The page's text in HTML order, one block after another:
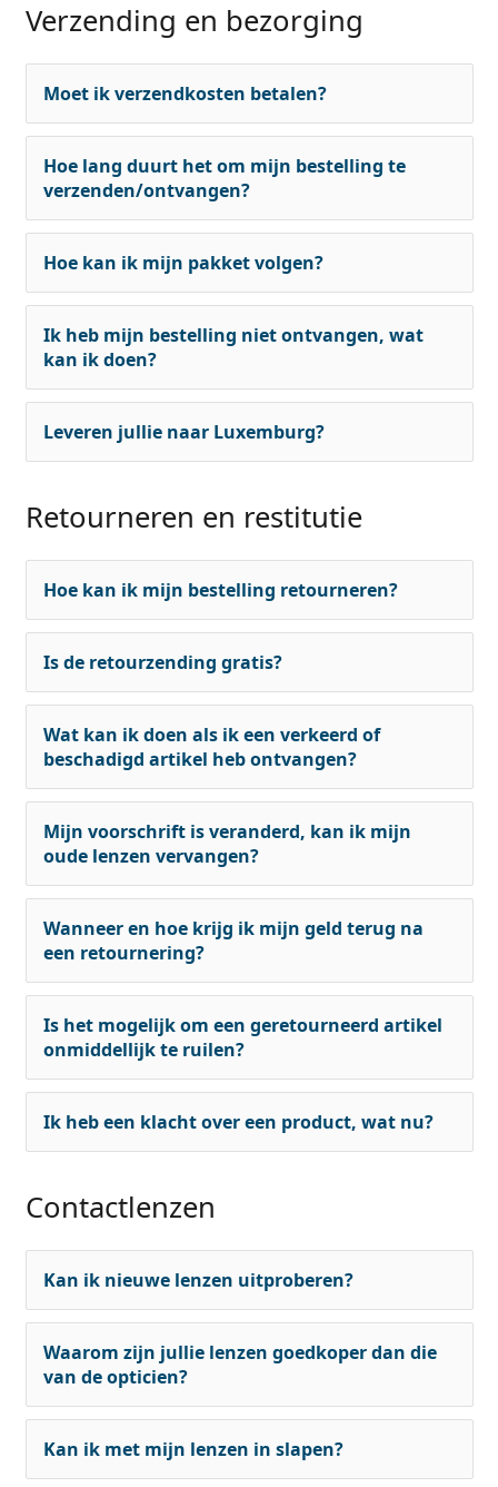
Verzending en bezorging
Moet ik verzendkosten betalen?
Hoe lang duurt het om mijn bestelling te
verzenden/ontvangen?
Hoe kan ik mijn pakket volgen?
Ik heb mijn bestelling niet ontvangen, wat
kan ik doen?
Leveren jullie naar Luxemburg?
Retourneren en restitutie
Hoe kan ik mijn bestelling retourneren?
Is de retourzending gratis?
Wat kan ik doen als ik een verkeerd of
beschadigd artikel heb ontvangen?
Mijn voorschrift is veranderd, kan ik mijn
oude lenzen vervangen?
Wanneer en hoe krijg ik mijn geld terug na
een retournering?
Is het mogelijk om een geretourneerd artikel
onmiddellijk te ruilen?
Ik heb een klacht over een product, wat nu?
Contactlenzen
Kan ik nieuwe lenzen uitproberen?
Waarom zijn jullie lenzen goedkoper dan die
van de opticien?
Kan ik met mijn lenzen in slapen?